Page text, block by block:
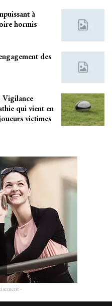
à
hormis
des
qui vient en
victimes
-